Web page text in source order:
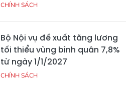
CHÍNH SÁCH
Bộ Nội vụ đề xuất tăng lương
tối thiểu vùng bình quân 7,8%
từ ngày 1/1/2027
CHÍNH SÁCH